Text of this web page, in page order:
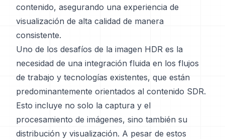
contenido, asegurando una experiencia de
visualización de alta calidad de manera
consistente.
Uno de los desafíos de la imagen HDR es la
necesidad de una integración fluida en los flujos
de trabajo y tecnologías existentes, que están
predominantemente orientados al contenido SDR.
Esto incluye no solo la captura y el
procesamiento de imágenes, sino también su
distribución y visualización. A pesar de estos